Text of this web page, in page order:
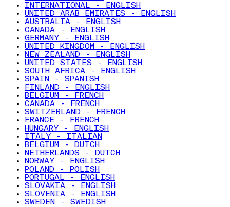
INTERNATIONAL - ENGLISH
UNITED ARAB EMIRATES - ENGLISH
AUSTRALIA - ENGLISH
CANADA - ENGLISH
GERMANY - ENGLISH
UNITED KINGDOM - ENGLISH
NEW ZEALAND - ENGLISH
UNITED STATES - ENGLISH
SOUTH AFRICA - ENGLISH
SPAIN - SPANISH
FINLAND - ENGLISH
BELGIUM - FRENCH
CANADA - FRENCH
SWITZERLAND - FRENCH
FRANCE - FRENCH
HUNGARY - ENGLISH
ITALY - ITALIAN
BELGIUM - DUTCH
NETHERLANDS - DUTCH
NORWAY - ENGLISH
POLAND - POLISH
PORTUGAL - ENGLISH
SLOVAKIA - ENGLISH
SLOVENIA - ENGLISH
SWEDEN - SWEDISH